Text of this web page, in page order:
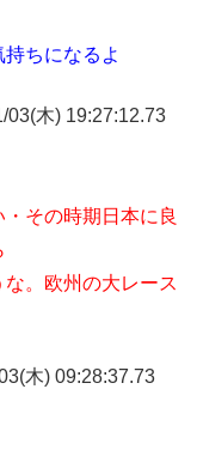
ちになるよ
03(木) 19:27:12.73
その時期日本に良
。欧州の大レース
木) 09:28:37.73